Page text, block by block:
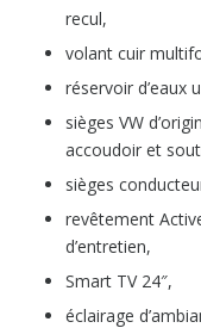
recul,
volant cuir
réservoir d’eaux
sièges VW
accoudoir et
sièges
revêtement
d’entretien,
Smart TV 24″,
éclairage